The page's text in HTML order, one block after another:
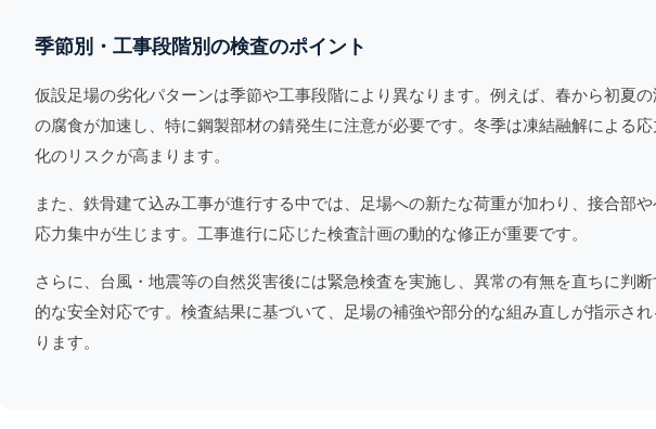
季節別・工事段階別の検査のポイント
仮設足場の劣化パターンは季節や工事段階により異なります。例えば、春から初夏
の腐食が加速し、特に鋼製部材の錆発生に注意が必要です。冬季は凍結融解による
化のリスクが高まります。
また、 鉄骨建て込み工事が進行する中では、足場への新たな荷重が加わり、接合部
応力集中が生じます。工事進行に応じた検査計画の動的な修正が重要です。
さらに、台風・地震等の自然災害後には緊急検査を実施し、異常の有無を直ちに判
的な安全対応です。検査結果に基づいて、足場の補強や部分的な組み直しが指示さ
ります。